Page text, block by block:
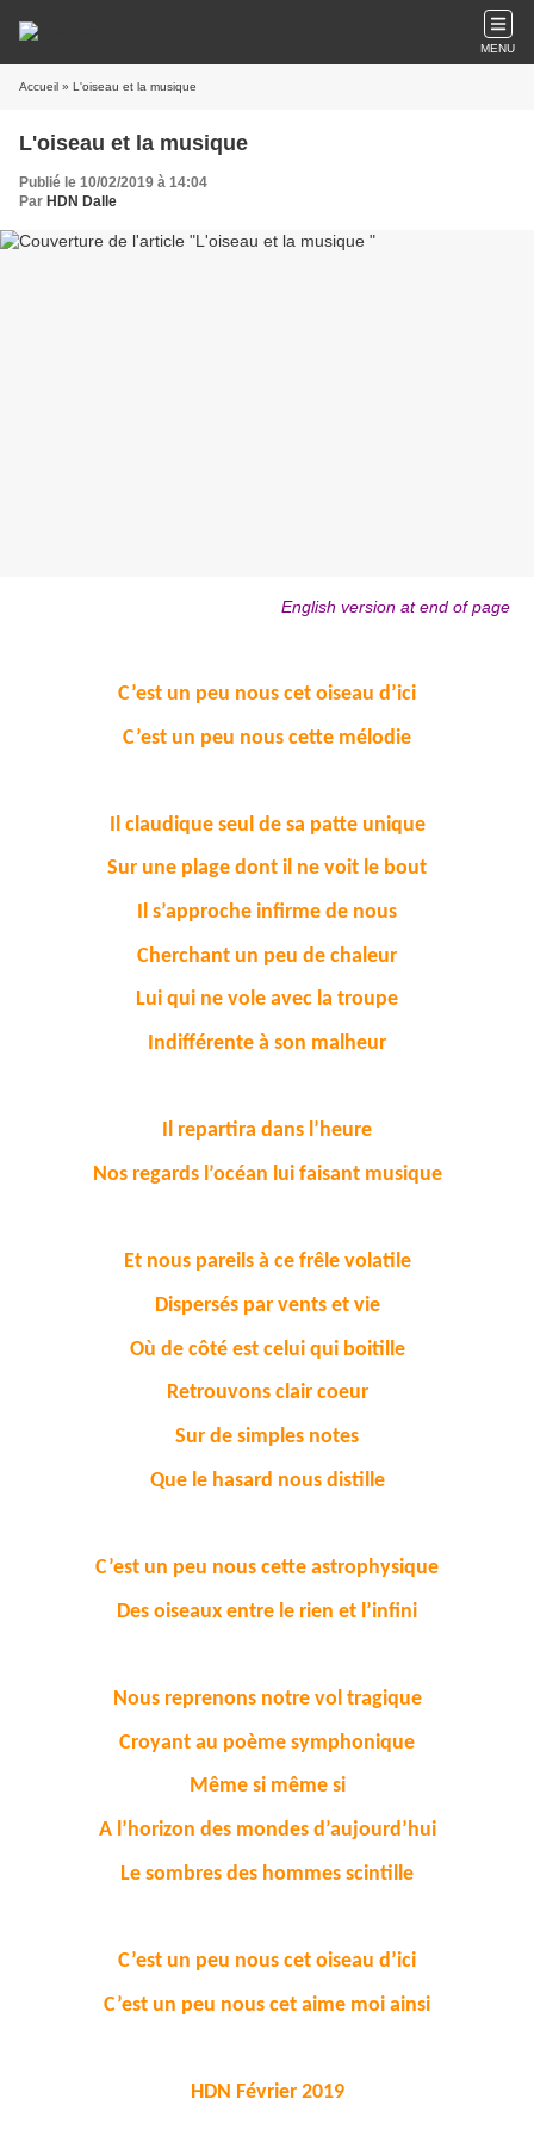
MENU
Accueil » L'oiseau et la musique
L'oiseau et la musique
Publié le 10/02/2019 à 14:04
Par HDN Dalle
English version at end of page
C’est un peu nous cet oiseau d’ici
C’est un peu nous cette mélodie
Il claudique seul de sa patte unique
Sur une plage dont il ne voit le bout
Il s’approche infirme de nous
Cherchant un peu de chaleur
Lui qui ne vole avec la troupe
Indifférente à son malheur
Il repartira dans l’heure
Nos regards l’océan lui faisant musique
Et nous pareils à ce frêle volatile
Dispersés par vents et vie
Où de côté est celui qui boitille
Retrouvons clair coeur
Sur de simples notes
Que le hasard nous distille
C’est un peu nous cette astrophysique
Des oiseaux entre le rien et l’infini
Nous reprenons notre vol tragique
Croyant au poème symphonique
Même si même si
A l’horizon des mondes d’aujourd’hui
Le sombres des hommes scintille
C’est un peu nous cet oiseau d’ici
C’est un peu nous cet aime moi ainsi
HDN Février 2019